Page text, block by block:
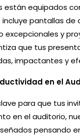
están equipados
pantallas de
excepcionales y
que tus
impactantes y
en el
para que tus
en el auditorio,
pensando